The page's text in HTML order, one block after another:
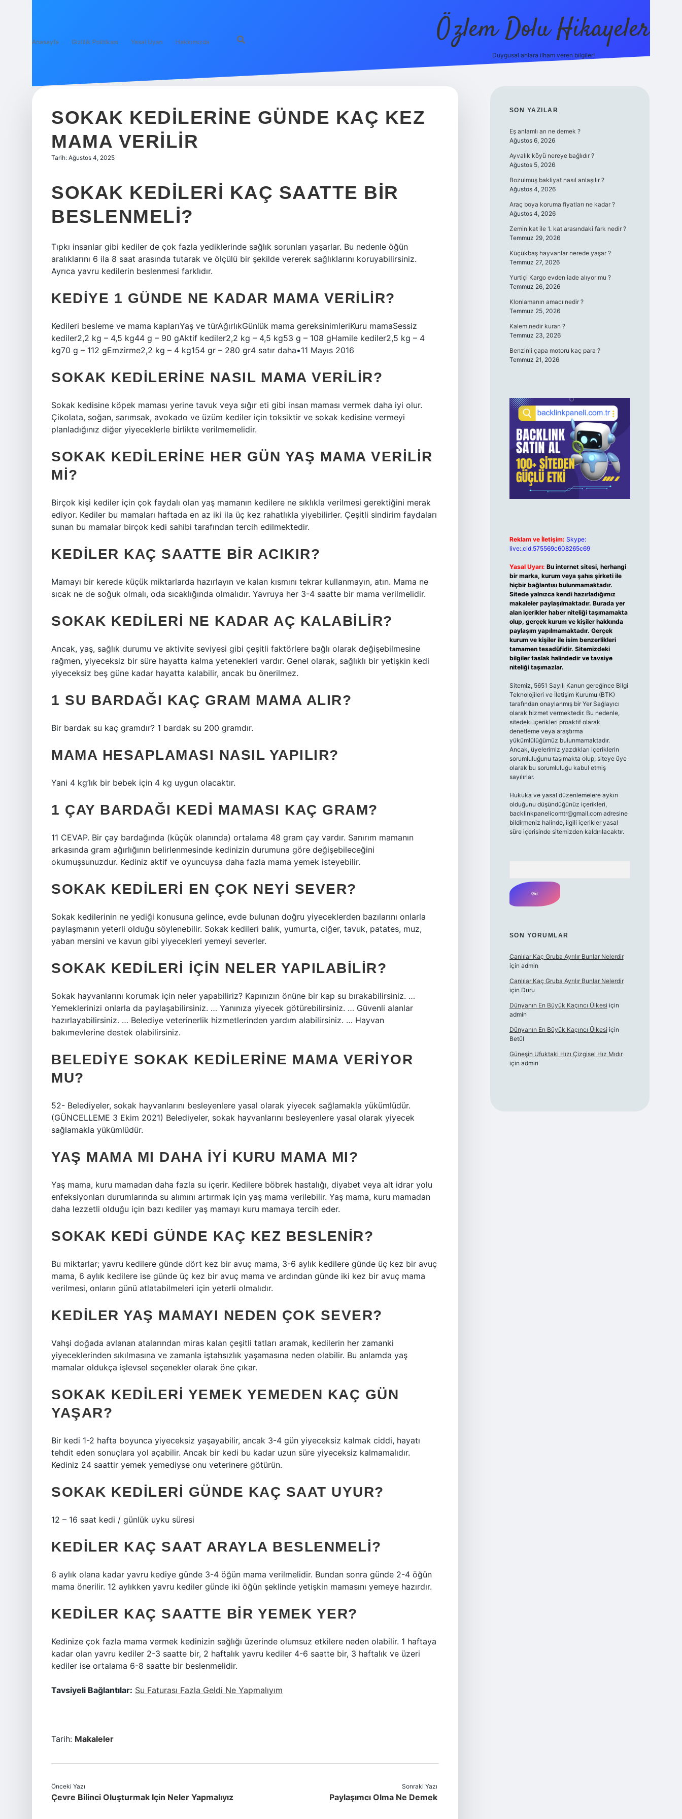
Anasayfa Gizlilik Politikası Yasal Uyarı Hakkımızda Özlem Dolu Hikayeler
Duygusal anlara ilham veren bilgiler!
SOKAK KEDILERINE GÜNDE KAÇ KEZ
MAMA VERILIR
Tarih: Ağustos 4, 2025
SOKAK KEDILERI KAÇ SAATTE BIR
BESLENMELI?
Tıpkı insanlar gibi kediler de çok fazla yediklerinde sağlık sorunları yaşarlar. Bu nedenle öğün
aralıklarını 6 ila 8 saat arasında tutarak ve ölçülü bir şekilde vererek sağlıklarını koruyabilirsiniz.
Ayrıca yavru kedilerin beslenmesi farklıdır.
KEDIYE 1 GÜNDE NE KADAR MAMA VERILIR?
Kedileri besleme ve mama kaplarıYaş ve türAğırlıkGünlük mama gereksinimleriKuru mamaSessiz
kediler2,2 kg – 4,5 kg44 g – 90 gAktif kediler2,2 kg – 4,5 kg53 g – 108 gHamile kediler2,5 kg – 4
kg70 g – 112 gEmzirme2,2 kg – 4 kg154 gr – 280 gr4 satır daha•11 Mayıs 2016
SOKAK KEDILERINE NASIL MAMA VERILIR?
Sokak kedisine köpek maması yerine tavuk veya sığır eti gibi insan maması vermek daha iyi olur.
Çikolata, soğan, sarımsak, avokado ve üzüm kediler için toksiktir ve sokak kedisine vermeyi
planladığınız diğer yiyeceklerle birlikte verilmemelidir.
SOKAK KEDILERINE HER GÜN YAŞ MAMA VERILIR
MI?
Birçok kişi kediler için çok faydalı olan yaş mamanın kedilere ne sıklıkla verilmesi gerektiğini merak
ediyor. Kediler bu mamaları haftada en az iki ila üç kez rahatlıkla yiyebilirler. Çeşitli sindirim faydaları
sunan bu mamalar birçok kedi sahibi tarafından tercih edilmektedir.
KEDILER KAÇ SAATTE BIR ACIKIR?
Mamayı bir kerede küçük miktarlarda hazırlayın ve kalan kısmını tekrar kullanmayın, atın. Mama ne
sıcak ne de soğuk olmalı, oda sıcaklığında olmalıdır. Yavruya her 3-4 saatte bir mama verilmelidir.
SOKAK KEDILERI NE KADAR AÇ KALABILIR?
Ancak, yaş, sağlık durumu ve aktivite seviyesi gibi çeşitli faktörlere bağlı olarak değişebilmesine
rağmen, yiyeceksiz bir süre hayatta kalma yetenekleri vardır. Genel olarak, sağlıklı bir yetişkin kedi
yiyeceksiz beş güne kadar hayatta kalabilir, ancak bu önerilmez.
1 SU BARDAĞI KAÇ GRAM MAMA ALIR?
Bir bardak su kaç gramdır? 1 bardak su 200 gramdır.
MAMA HESAPLAMASI NASIL YAPILIR?
Yani 4 kg’lık bir bebek için 4 kg uygun olacaktır.
1 ÇAY BARDAĞI KEDI MAMASI KAÇ GRAM?
11 CEVAP. Bir çay bardağında (küçük olanında) ortalama 48 gram çay vardır. Sanırım mamanın
arkasında gram ağırlığının belirlenmesinde kedinizin durumuna göre değişebileceğini
okumuşsunuzdur. Kediniz aktif ve oyuncuysa daha fazla mama yemek isteyebilir.
SOKAK KEDILERI EN ÇOK NEYI SEVER?
Sokak kedilerinin ne yediği konusuna gelince, evde bulunan doğru yiyeceklerden bazılarını onlarla
paylaşmanın yeterli olduğu söylenebilir. Sokak kedileri balık, yumurta, ciğer, tavuk, patates, muz,
yaban mersini ve kavun gibi yiyecekleri yemeyi severler.
SOKAK KEDILERI IÇIN NELER YAPILABILIR?
Sokak hayvanlarını korumak için neler yapabiliriz? Kapınızın önüne bir kap su bırakabilirsiniz. …
Yemeklerinizi onlarla da paylaşabilirsiniz. … Yanınıza yiyecek götürebilirsiniz. … Güvenli alanlar
hazırlayabilirsiniz. … Belediye veterinerlik hizmetlerinden yardım alabilirsiniz. … Hayvan
bakımevlerine destek olabilirsiniz.
BELEDIYE SOKAK KEDILERINE MAMA VERIYOR
MU?
52- Belediyeler, sokak hayvanlarını besleyenlere yasal olarak yiyecek sağlamakla yükümlüdür.
(GÜNCELLEME 3 Ekim 2021) Belediyeler, sokak hayvanlarını besleyenlere yasal olarak yiyecek
sağlamakla yükümlüdür.
YAŞ MAMA MI DAHA IYI KURU MAMA MI?
Yaş mama, kuru mamadan daha fazla su içerir. Kedilere böbrek hastalığı, diyabet veya alt idrar yolu
enfeksiyonları durumlarında su alımını artırmak için yaş mama verilebilir. Yaş mama, kuru mamadan
daha lezzetli olduğu için bazı kediler yaş mamayı kuru mamaya tercih eder.
SOKAK KEDI GÜNDE KAÇ KEZ BESLENIR?
Bu miktarlar; yavru kedilere günde dört kez bir avuç mama, 3-6 aylık kedilere günde üç kez bir avuç
mama, 6 aylık kedilere ise günde üç kez bir avuç mama ve ardından günde iki kez bir avuç mama
verilmesi, onların günü atlatabilmeleri için yeterli olmalıdır.
KEDILER YAŞ MAMAYI NEDEN ÇOK SEVER?
Vahşi doğada avlanan atalarından miras kalan çeşitli tatları aramak, kedilerin her zamanki
yiyeceklerinden sıkılmasına ve zamanla iştahsızlık yaşamasına neden olabilir. Bu anlamda yaş
mamalar oldukça işlevsel seçenekler olarak öne çıkar.
SOKAK KEDILERI YEMEK YEMEDEN KAÇ GÜN
YAŞAR?
Bir kedi 1-2 hafta boyunca yiyeceksiz yaşayabilir, ancak 3-4 gün yiyeceksiz kalmak ciddi, hayatı
tehdit eden sonuçlara yol açabilir. Ancak bir kedi bu kadar uzun süre yiyeceksiz kalmamalıdır.
Kediniz 24 saattir yemek yemediyse onu veterinere götürün.
SOKAK KEDILERI GÜNDE KAÇ SAAT UYUR?
12 – 16 saat kedi / günlük uyku süresi
KEDILER KAÇ SAAT ARAYLA BESLENMELI?
6 aylık olana kadar yavru kediye günde 3-4 öğün mama verilmelidir. Bundan sonra günde 2-4 öğün
mama önerilir. 12 aylıkken yavru kediler günde iki öğün şeklinde yetişkin mamasını yemeye hazırdır.
KEDILER KAÇ SAATTE BIR YEMEK YER?
Kedinize çok fazla mama vermek kedinizin sağlığı üzerinde olumsuz etkilere neden olabilir. 1 haftaya
kadar olan yavru kediler 2-3 saatte bir, 2 haftalık yavru kediler 4-6 saatte bir, 3 haftalık ve üzeri
kediler ise ortalama 6-8 saatte bir beslenmelidir.
Tavsiyeli Bağlantılar: Su Faturası Fazla Geldi Ne Yapmalıyım
Tarih: Makaleler
Önceki Yazı
Çevre Bilinci Oluşturmak Için Neler Yapmalıyız
Sonraki Yazı
Paylaşımcı Olma Ne Demek
SIDEBAR
SON YAZILAR
Eş anlamlı arı ne demek ?
Ağustos 6, 2026
Ayvalık köyü nereye bağlıdır ?
Ağustos 5, 2026
Bozulmuş bakliyat nasıl anlaşılır ?
Ağustos 4, 2026
Araç boya koruma fiyatları ne kadar ?
Ağustos 4, 2026
Zemin kat ile 1. kat arasındaki fark nedir ?
Temmuz 29, 2026
Küçükbaş hayvanlar nerede yaşar ?
Temmuz 27, 2026
Yurtiçi Kargo evden iade alıyor mu ?
Temmuz 26, 2026
Klonlamanın amacı nedir ?
Temmuz 25, 2026
Kalem nedir kuran ?
Temmuz 23, 2026
Benzinli çapa motoru kaç para ?
Temmuz 21, 2026
Reklam ve İletişim: Skype:
live:.cid.575569c608265c69
Yasal Uyarı: Bu internet sitesi, herhangi
bir marka, kurum veya şahıs şirketi ile
hiçbir bağlantısı bulunmamaktadır.
Sitede yalnızca kendi hazırladığımız
makaleler paylaşılmaktadır. Burada yer
alan içerikler haber niteliği taşımamakta
olup, gerçek kurum ve kişiler hakkında
paylaşım yapılmamaktadır. Gerçek
kurum ve kişiler ile isim benzerlikleri
tamamen tesadüfidir. Sitemizdeki
bilgiler taslak halindedir ve tavsiye
niteliği taşımazlar.
Sitemiz, 5651 Sayılı Kanun gereğince Bilgi
Teknolojileri ve İletişim Kurumu (BTK)
tarafından onaylanmış bir Yer Sağlayıcı
olarak hizmet vermektedir. Bu nedenle,
sitedeki içerikleri proaktif olarak
denetleme veya araştırma
yükümlülüğümüz bulunmamaktadır.
Ancak, üyelerimiz yazdıkları içeriklerin
sorumluluğunu taşımakta olup, siteye üye
olarak bu sorumluluğu kabul etmiş
sayılırlar.
Hukuka ve yasal düzenlemelere aykırı
olduğunu düşündüğünüz içerikleri,
backlinkpanelicomtr@gmail.comadresine
bildirmeniz halinde, ilgili içerikler yasal
süre içerisinde sitemizden kaldırılacaktır.
SON YORUMLAR
Canlılar Kaç Gruba Ayrılır Bunlar Nelerdir
için admin
Canlılar Kaç Gruba Ayrılır Bunlar Nelerdir
için Duru
Dünyanın En Büyük Kaçıncı Ülkesi için
admin
Dünyanın En Büyük Kaçıncı Ülkesi için
Betül
Güneşin Ufuktaki Hızı Çizgisel Hız Mıdır
için admin